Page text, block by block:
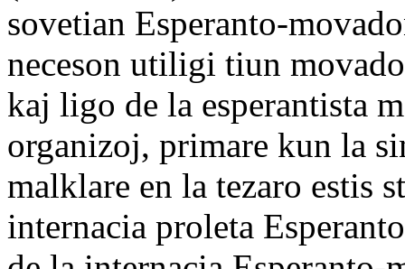
sovetian Esperanto-
neceson utiligi tiun
kaj ligo de la esperantista
organizoj, primare kun la
malklare en la tezaro estis
internacia proleta